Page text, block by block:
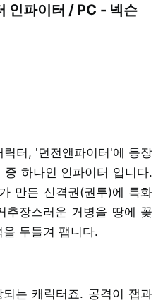
인파이터 / PC - 넥슨
터, '던전앤파이터'에 등장
하나인 인파이터 입니다.
만든 신격권(권투)에 특화
추장스러운 거병을 땅에 꽂
두들겨 팹니다.
는 캐릭터죠. 공격이 잽과